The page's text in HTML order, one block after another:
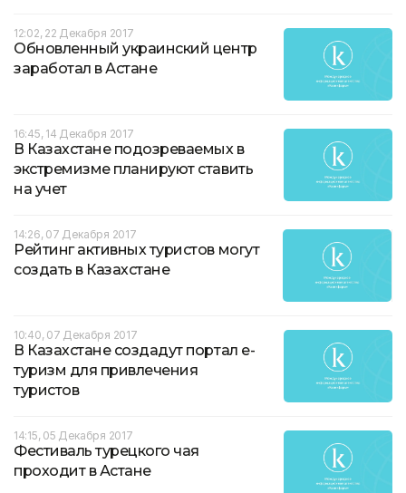
12:02, 22 Декабря 2017
Обновленный украинский центр
заработал в Астане
16:45, 14 Декабря 2017
В Казахстане подозреваемых в
экстремизме планируют cтавить
на учет
14:26, 07 Декабря 2017
Рейтинг активных туристов могут
создать в Казахстане
10:40, 07 Декабря 2017
В Казахстане создадут портал e-
туризм для привлечения
туристов
14:15, 05 Декабря 2017
Фестиваль турецкого чая
проходит в Астане